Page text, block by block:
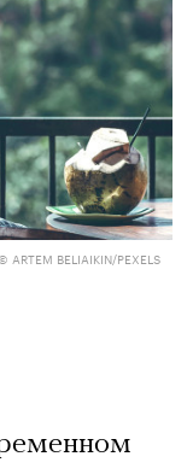
ARTEM BELIAIKIN/PEXELS